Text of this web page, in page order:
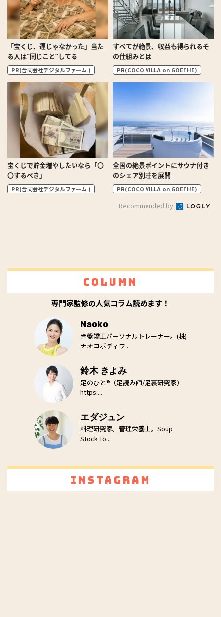
「宝くじ、運じゃなかった」当た
る人は“同じこと”してる
PR(合同会社デジタルファーム )
すべてが絶景、収益も得られるそ
の仕組みとは
PR(COCO VILLA on GOETHE)
宝くじで貯金増やしたいなら「〇
〇するべき」
PR(合同会社デジタルファーム )
全国の絶景ポイントにサウナ付き
のシェア別荘を展開
PR(COCO VILLA on GOETHE)
Recommended by
Column
専門家監修の人気コラム読めます！
Naoko
骨盤矯正パーソナルトレーナー。(株)
ナオコボディワ...
鈴木 きよみ
足のひと®（足読み師/足裏研究家）
https:...
エダジュン
料理研究家。管理栄養士。Soup
Stock To...
Instagram